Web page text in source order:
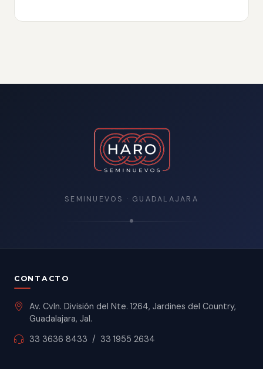
SEMINUEVOS · GUADALAJARA
CONTACTO
Av. Cvln. División del Nte. 1264, Jardines del Country,
Guadalajara, Jal.
33 3636 8433 / 33 1955 2634